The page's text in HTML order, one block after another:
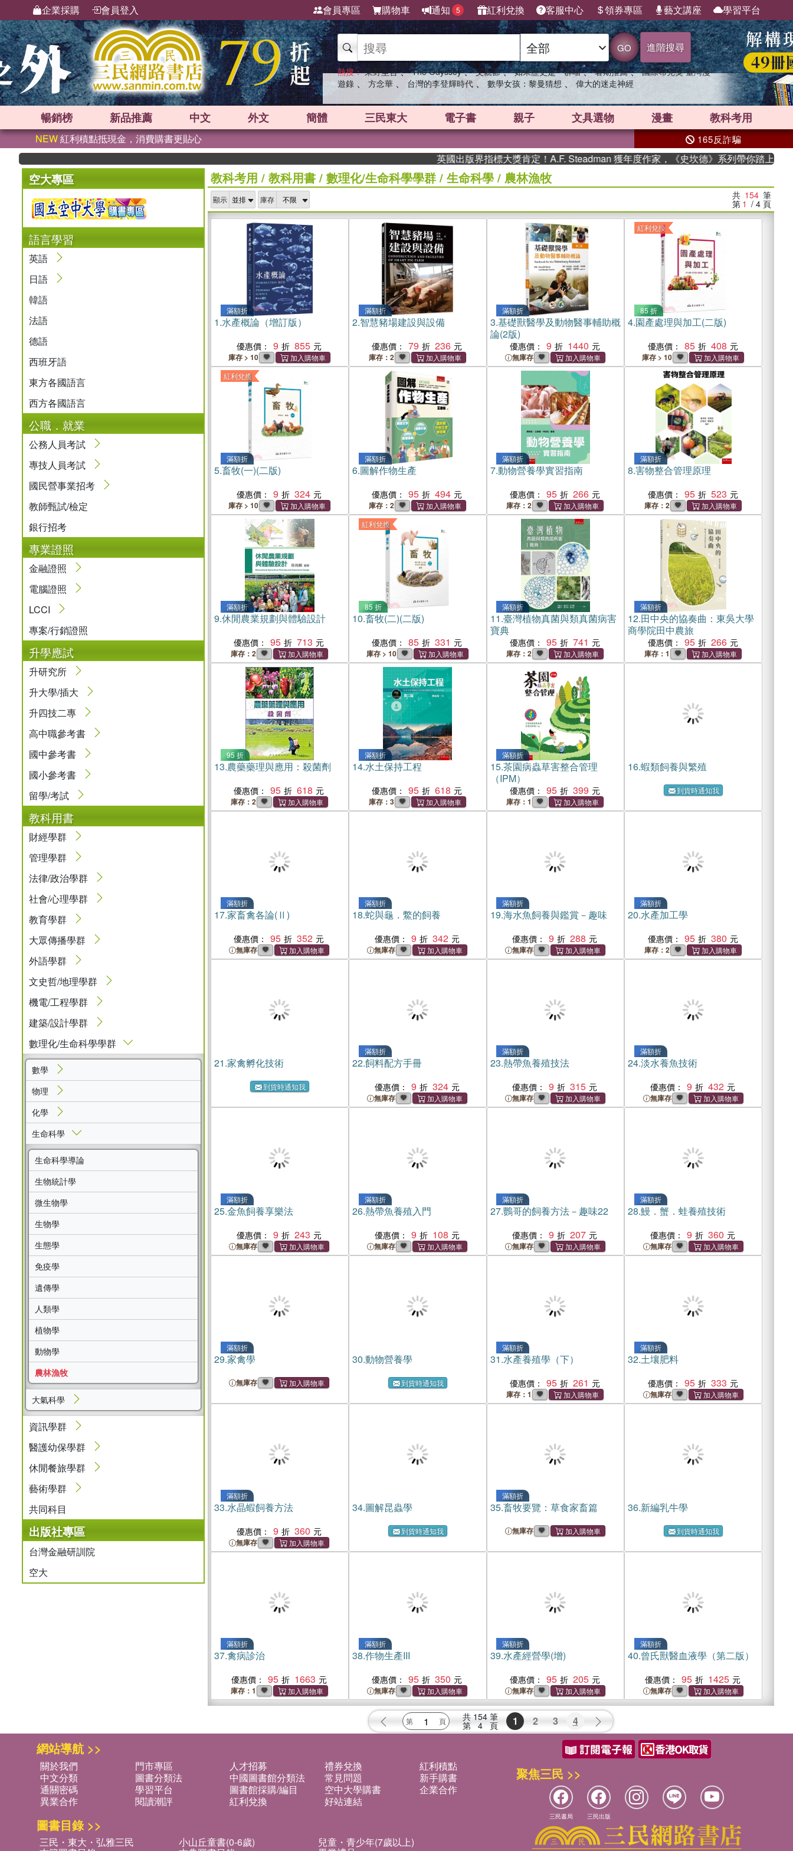
企業採購 會員登入 會員專區 購物車 通知 5 紅利兌換 客服中心 領券專區 藝文講座 學習平台
GO 進階搜尋
熱搜： 東野圭吾 、 The Odyssey 、 父親節 、 如果歷史是一群喵 、 暑期推薦 、 國際布克獎 臺灣漫
遊錄 、 方念華 、 台灣的李登輝時代 、 數學女孩：黎曼猜想 、 偉大的迷走神經
暢銷榜 新品推薦 中文 外文 簡體 三民東大 電子書 親子 文具選物 漫畫 教科考用
NEW紅利積點抵現金，消費購書更貼心 165反詐騙
英國出版界指標大獎肯定！A.F. Steadman 獲年度作家，《史坎德》系列帶你踏上熱血奇幻旅
空大專區
語言學習
英語
日語
韓語
法語
德語
西班牙語
東方各國語言
西方各國語言
公職．就業
公務人員考試
專技人員考試
國民營事業招考
教師甄試/檢定
銀行招考
專業證照
金融證照
電腦證照
LCCI
專案/行銷證照
升學應試
升研究所
升大學/插大
升四技二專
高中職參考書
國中參考書
國小參考書
留學/考試
教科用書
財經學群
管理學群
法律/政治學群
社會/心理學群
教育學群
大眾傳播學群
外語學群
文史哲/地理學群
機電/工程學群
建築/設計學群
數理化/生命科學學群
數學
物理
化學
生命科學
生命科學導論
生物統計學
微生物學
生物學
生態學
免疫學
遺傳學
人類學
植物學
動物學
農林漁牧
大氣科學
資訊學群
醫護幼保學群
休閒餐旅學群
藝術學群
共同科目
出版社專區
台灣金融研訓院
空大
教科考用 / 教科用書/ 數理化/生命科學學群/ 生命科學/ 農林漁牧
顯示 庫存 共 154 筆
第 1 / 4 頁
滿額折
1.水產概論（增訂版）
優惠價： 9 855
庫存 > 10
滿額折
2.智慧豬場建設與設備
優惠價： 79 236
庫存：2
滿額折
3.基礎獸醫學及動物醫事輔助概
論(2版)
優惠價： 9 1440
無庫存
紅利兌換
85 折
4.園產處理與加工(二版)
優惠價： 85 408
庫存 > 10
紅利兌換
滿額折
5.畜牧(一)(二版)
優惠價： 9 324
庫存 > 10
滿額折
6.圖解作物生產
優惠價： 95 494
庫存：2
滿額折
7.動物營養學實習指南
優惠價： 95 266
庫存：2
滿額折
8.害物整合管理原理
優惠價： 95 523
庫存：2
滿額折
9.休閒農業規劃與體驗設計
優惠價： 95 713
庫存：2
紅利兌換
85 折
10.畜牧(二)(二版)
優惠價： 85 331
庫存 > 10
滿額折
11.臺灣植物真菌與類真菌病害
寶典
優惠價： 95 741
庫存：2
滿額折
12.田中央的協奏曲：東吳大學
商學院田中農旅
優惠價： 95 266
庫存：1
95 折
13.農藥藥理與應用：殺菌劑
優惠價： 95 618
庫存：2
滿額折
14.水土保持工程
優惠價： 95 618
庫存：3
滿額折
15.茶園病蟲草害整合管理
（IPM）
優惠價： 95 399
庫存：1
16.蝦類飼養與繁殖
到貨時通知我
滿額折
17.家畜禽各論(Ⅱ)
優惠價： 95 352
無庫存
滿額折
18.蛇與龜．鱉的飼養
優惠價： 9 342
無庫存
滿額折
19.海水魚飼養與鑑賞－趣味
優惠價： 9 288
無庫存
滿額折
20.水產加工學
優惠價： 95 380
庫存：2
21.家禽孵化技術
到貨時通知我
滿額折
22.飼料配方手冊
優惠價： 9 324
無庫存
滿額折
23.熱帶魚養殖技法
優惠價： 9 315
無庫存
滿額折
24.淡水養魚技術
優惠價： 9 432
無庫存
滿額折
25.金魚飼養享樂法
優惠價： 9 243
無庫存
滿額折
26.熱帶魚養殖入門
優惠價： 9 108
無庫存
滿額折
27.鸚哥的飼養方法－趣味22
優惠價： 9 207
無庫存
滿額折
28.鰻．蟹．蛙養殖技術
優惠價： 9 360
無庫存
滿額折
29.家禽學
無庫存
30.動物營養學
到貨時通知我
滿額折
31.水產養殖學（下）
優惠價： 95 261
庫存：1
滿額折
32.土壤肥料
優惠價： 95 333
無庫存
滿額折
33.水晶蝦飼養方法
優惠價： 9 360
無庫存
34.圖解昆蟲學
到貨時通知我
滿額折
35.畜牧要覽：草食家畜篇
無庫存
36.新編乳牛學
到貨時通知我
滿額折
37.禽病診治
優惠價： 95 1663
庫存：1
滿額折
38.作物生產III
優惠價： 95 350
無庫存
滿額折
39.水產經營學(增)
優惠價： 95 205
無庫存
滿額折
40.曾氏獸醫血液學（第二版）
優惠價： 95 1425
無庫存
共 154 筆
第 4 頁 1 2 3 4
網站導航 >>
關於我們 門市專區 人才招募 禮券兌換
紅利積點
中文分類
圖書分類法 中國圖書館分類法 常見問題
新手購書
通關密碼
學習平台 圖書館採購/編目 空中大學購書
企業合作
異業合作
閱讀潮評 紅利兌換 好站連結
圖書目錄 >>
三民・東大・弘雅三民 小山丘童書(0-6歲) 兒童・青少年(7歲以上)
聚焦三民 >>
三民書局 三民出版